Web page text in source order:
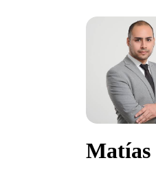
Matías